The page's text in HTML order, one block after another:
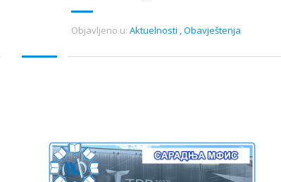
Objavljeno u: Aktuelnosti ,Obavještenja